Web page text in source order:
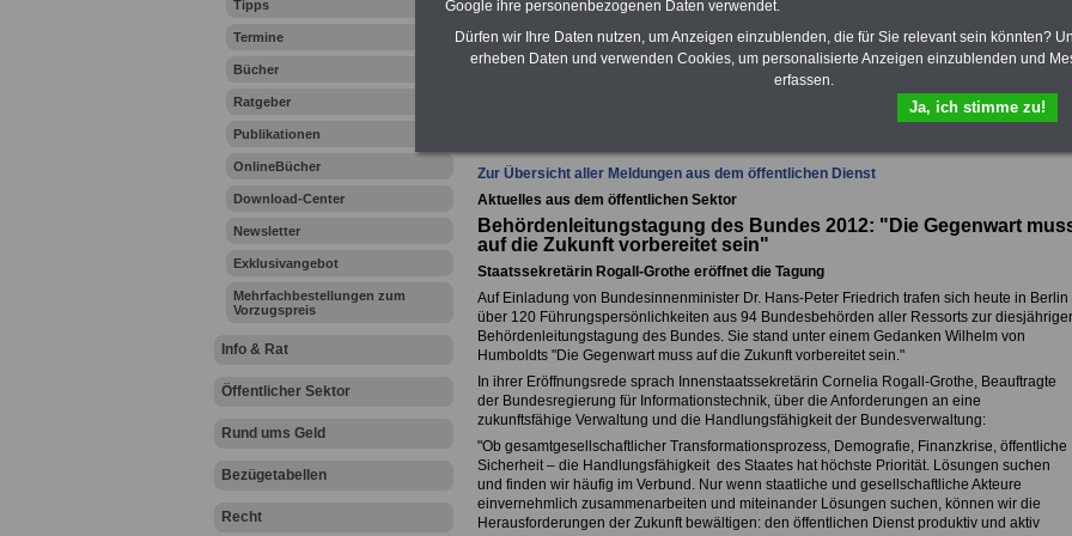
Tipps
Termine
Bücher
Ratgeber
Publikationen
OnlineBücher
Download-Center
Newsletter
Exklusivangebot
Mehrfachbestellungen zum
Vorzugspreis
Info & Rat
Öffentlicher Sektor
Rund ums Geld
Bezügetabellen
Recht
Ihr Berufsunfähigkeitsschutz - Für den Fall der Fälle: Hannoversche Leben
Zur Übersicht aller Meldungen aus dem öffentlichen Dienst
Aktuelles aus dem öffentlichen Sektor
Behördenleitungstagung des Bundes 2012: "Die Gegenwart
auf die Zukunft vorbereitet sein"
Staatssekretärin Rogall-Grothe eröffnet die Tagung
Auf Einladung von Bundesinnenminister Dr. Hans-Peter Friedrich trafen sich heute in Berlin
über 120 Führungspersönlichkeiten aus 94 Bundesbehörden aller Ressorts zur
Behördenleitungstagung des Bundes. Sie stand unter einem Gedanken Wilhelm von
Humboldts "Die Gegenwart muss auf die Zukunft vorbereitet sein."
In ihrer Eröffnungsrede sprach Innenstaatssekretärin Cornelia Rogall-Grothe, Beauftragte
der Bundesregierung für Informationstechnik, über die Anforderungen an eine
zukunftsfähige Verwaltung und die Handlungsfähigkeit der Bundesverwaltung:
"Ob gesamtgesellschaftlicher Transformationsprozess, Demografie, Finanzkrise, öffentliche
Sicherheit – die Handlungsfähigkeit des Staates hat höchste Priorität. Lösungen suchen
und finden wir häufig im Verbund. Nur wenn staatliche und gesellschaftliche Akteure
einvernehmlich zusammenarbeiten und miteinander Lösungen suchen, können wir die
Herausforderungen der Zukunft bewältigen: den öffentlichen Dienst produktiv und aktiv
Google ihre personenbezogenen Daten verwendet.
Dürfen wir Ihre Daten nutzen, um Anzeigen einzublenden, die für Sie relevant sein könnten?
erheben Daten und verwenden Cookies, um personalisierte Anzeigen einzublenden und
erfassen.
Ja, ich stimme zu!